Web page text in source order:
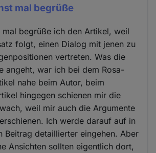
mal begrüße
mal begrüße ich den Artikel, weil
folgt, einen Dialog mit jenen zu
vertreten. Was die
angeht, war ich bei dem Rosa-
nahe beim Autor, beim
hingegen schienen mir die
weil mir auch die Argumente
Ich werde darauf auf in
Beitrag detaillierter eingehen. Aber
Ansichten sollten eigentlich dort,